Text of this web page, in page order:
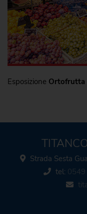
Esposizione Ortofrutta
Strada Sesta
tel: